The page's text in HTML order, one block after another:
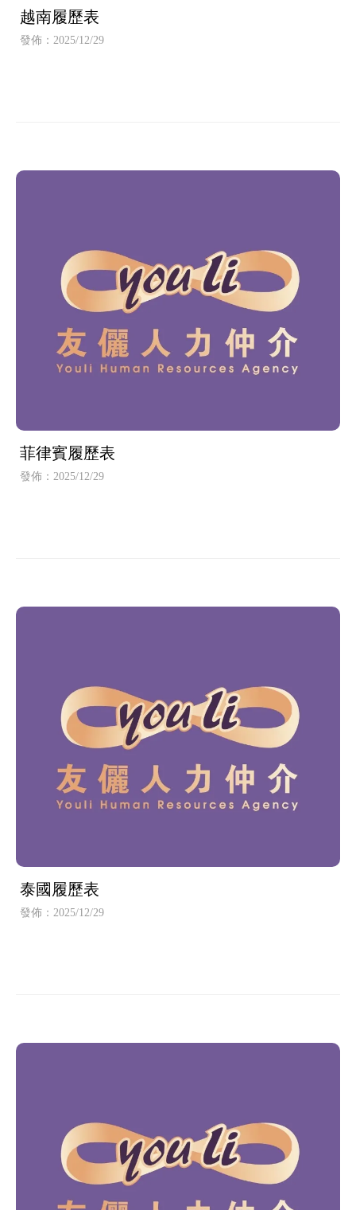
越南履歷表
發佈：2025/12/29
菲律賓履歷表
發佈：2025/12/29
泰國履歷表
發佈：2025/12/29